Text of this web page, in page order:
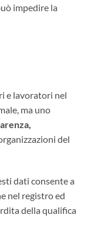
impedire la
e lavoratori nel
ma uno
del
dati consente a
nel registro ed
della qualifica